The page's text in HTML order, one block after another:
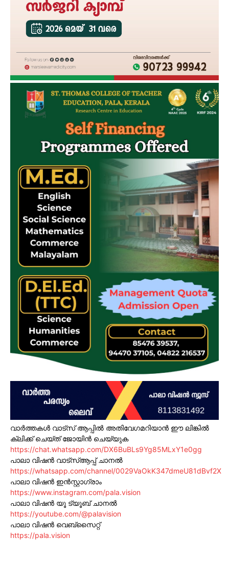
SUBSCRIBE NOW
PALA VISION
About
Contact us
Subscription Plans
Grievance Redressal
വാർത്തകൾ വാട്സ് ആപ്പിൽ അതിവേഗമറിയാൻ ഈ ലിങ്കിൽ
ക്ലിക്ക് ചെയ്ത് ജോയിൻ ചെയ്യുക
https://chat.whatsapp.com/DX6BuBLs9Yg85MLxY1e0gg
പാലാ വിഷൻ വാട്സ്ആപ്പ് ചാനൽ
https://whatsapp.com/channel/0029VaOkK347dmeU81dBvf2X
പാലാ വിഷൻ ഇൻസ്റ്റാഗ്രാം
https://www.instagram.com/pala.vision
പാലാ വിഷൻ യൂ ട്യൂബ് ചാനൽ
https://youtube.com/@palavision
പാലാ വിഷൻ വെബ്സൈറ്റ്
https://pala.vision